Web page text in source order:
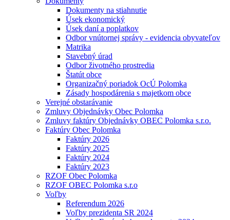
Dokumenty na stiahnutie
Úsek ekonomický
Úsek daní a poplatkov
Odbor vnútornej správy - evidencia obyvateľov
Matrika
Stavebný úrad
Odbor životného prostredia
Štatút obce
Organizačný poriadok OcÚ Polomka
Zásady hospodárenia s majetkom obce
Verejné obstarávanie
Zmluvy Objednávky Obec Polomka
Zmluvy faktúry Objednávky OBEC Polomka s.r.o.
Faktúry Obec Polomka
Faktúry 2026
Faktúry 2025
Faktúry 2024
Faktúry 2023
RZOF Obec Polomka
RZOF OBEC Polomka s.r.o
Voľby
Referendum 2026
Voľby prezidenta SR 2024